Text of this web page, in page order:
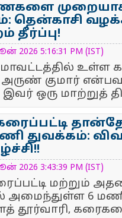
தென்காசி
தீர்ப்பு!
2026 5:16:31 PM (IST)
உள்ள
குமார்
இவர் ஒரு மாற்றுத்
துவக்கம்:
2026 3:43:39 PM (IST)
மற்றும்
அமைந்துள்ள 6
தூர்வாரி,